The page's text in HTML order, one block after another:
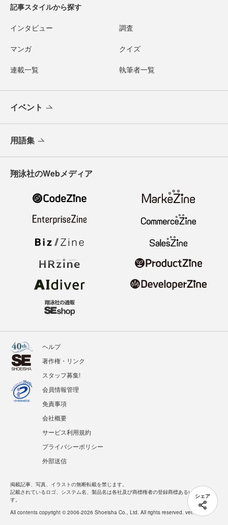
シェア
記事スタイルから探す
インタビュー 調査
マンガ クイズ
連載一覧 執筆者一覧
イベント
用語集
翔泳社のWebメディア
ヘルプ
著作権・リンク
スタッフ募集!
会員情報管理
免責事項
会社概要
サービス利用規約
プライバシーポリシー
外部送信
掲載記事、写真、イラストの無断転載を禁じます。
記載されているロゴ、システム名、製品名は各社及び商標権者の登録商標あるいは商標で
す。
All contents copyright © 2006-2026 Shoeisha Co., Ltd. All rights reserved. ver.1.5